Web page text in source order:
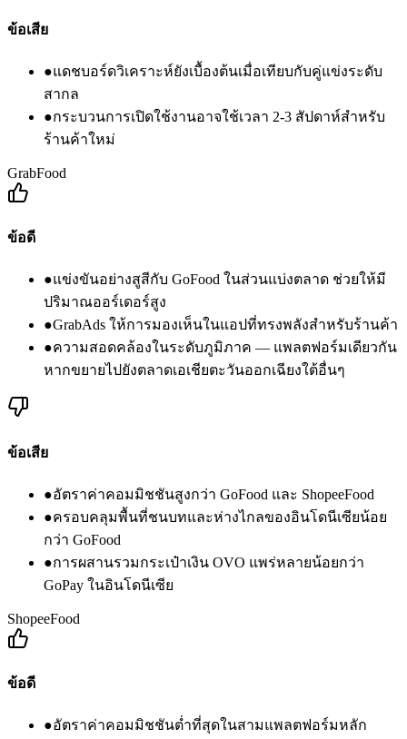
ข้อเสีย
●แดชบอร์ดวิเคราะห์ยังเบื้องต้นเมื่อเทียบกับคู่แข่งระดับ
สากล
●กระบวนการเปิดใช้งานอาจใช้เวลา 2-3 สัปดาห์สำหรับ
ร้านค้าใหม่
GrabFood
ข้อดี
●แข่งขันอย่างสูสีกับ GoFood ในส่วนแบ่งตลาด ช่วยให้มี
ปริมาณออร์เดอร์สูง
●GrabAds ให้การมองเห็นในแอปที่ทรงพลังสำหรับร้านค้า
●ความสอดคล้องในระดับภูมิภาค — แพลตฟอร์มเดียวกัน
หากขยายไปยังตลาดเอเชียตะวันออกเฉียงใต้อื่นๆ
ข้อเสีย
●อัตราค่าคอมมิชชันสูงกว่า GoFood และ ShopeeFood
●ครอบคลุมพื้นที่ชนบทและห่างไกลของอินโดนีเซียน้อย
กว่า GoFood
●การผสานรวมกระเป๋าเงิน OVO แพร่หลายน้อยกว่า
GoPay ในอินโดนีเซีย
ShopeeFood
ข้อดี
●อัตราค่าคอมมิชชันต่ำที่สุดในสามแพลตฟอร์มหลัก